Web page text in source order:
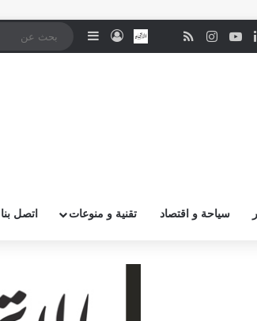
لينكدإن‫YouTube
انستقرامملخص الموقع RSS
نبض اتصل بــنـا
تسجيل الدخول
إضافة عمود جانبي
سياحة و اقتصاد تقنية و منوعات اتصل بنا